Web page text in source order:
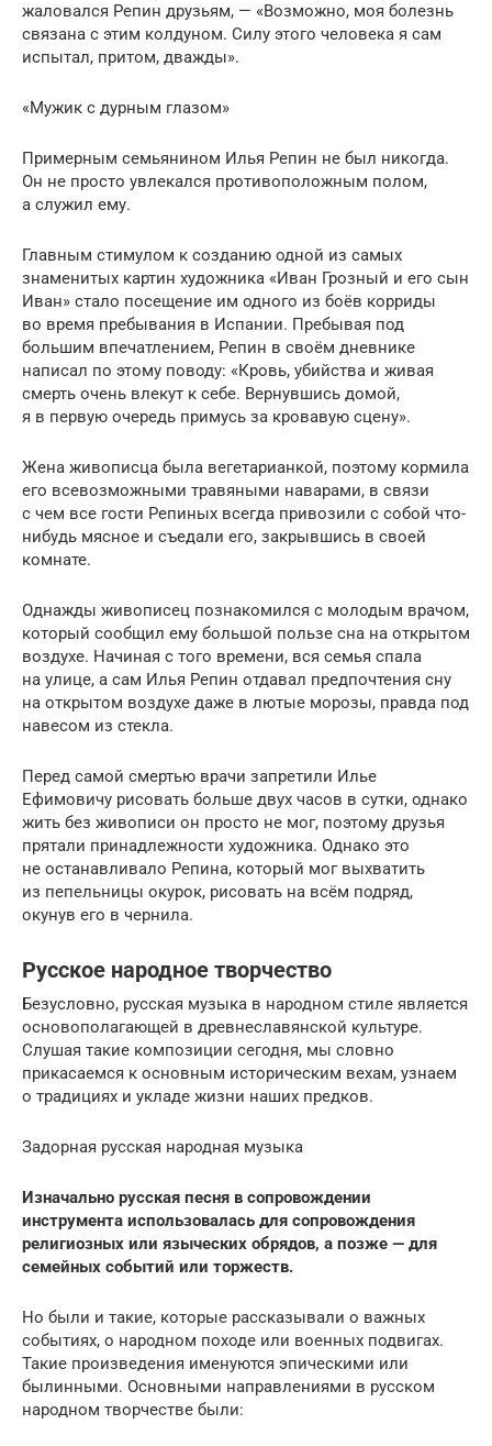
жаловался Репин друзьям, — «Возможно, моя болезнь
связана с этим колдуном. Силу этого человека я сам
испытал, притом, дважды».
«Мужик с дурным глазом»
Примерным семьянином Илья Репин не был никогда.
Он не просто увлекался противоположным полом,
а служил ему.
Главным стимулом к созданию одной из самых
знаменитых картин художника «Иван Грозный и его сын
Иван» стало посещение им одного из боёв корриды
во время пребывания в Испании. Пребывая под
большим впечатлением, Репин в своём дневнике
написал по этому поводу: «Кровь, убийства и живая
смерть очень влекут к себе. Вернувшись домой,
я в первую очередь примусь за кровавую сцену».
Жена живописца была вегетарианкой, поэтому кормила
его всевозможными травяными наварами, в связи
с чем все гости Репиных всегда привозили с собой что-
нибудь мясное и съедали его, закрывшись в своей
комнате.
Однажды живописец познакомился с молодым врачом,
который сообщил ему большой пользе сна на открытом
воздухе. Начиная с того времени, вся семья спала
на улице, а сам Илья Репин отдавал предпочтения сну
на открытом воздухе даже в лютые морозы, правда под
навесом из стекла.
Перед самой смертью врачи запретили Илье
Ефимовичу рисовать больше двух часов в сутки, однако
жить без живописи он просто не мог, поэтому друзья
прятали принадлежности художника. Однако это
не останавливало Репина, который мог выхватить
из пепельницы окурок, рисовать на всём подряд,
окунув его в чернила.
Русское народное творчество
Безусловно, русская музыка в народном стиле является
основополагающей в древнеславянской культуре.
Слушая такие композиции сегодня, мы словно
прикасаемся к основным историческим вехам, узнаем
о традициях и укладе жизни наших предков.
Задорная русская народная музыка
Изначально русская песня в сопровождении
инструмента использовалась для сопровождения
религиозных или языческих обрядов, а позже — для
семейных событий или торжеств.
Но были и такие, которые рассказывали о важных
событиях, о народном походе или военных подвигах.
Такие произведения именуются эпическими или
былинными. Основными направлениями в русском
народном творчестве были: